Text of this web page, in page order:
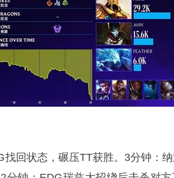
找回状态，碾压TT获胜。3分钟：